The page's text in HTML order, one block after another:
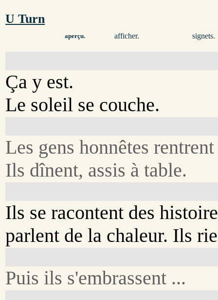
U Turn
aperçu. afficher. signets.
Ça y est.
Le soleil se couche.
Les gens honnêtes
Ils dînent, assis à table.
Ils se racontent des
parlent de la chaleur. Ils
Puis ils s'embrassent ...